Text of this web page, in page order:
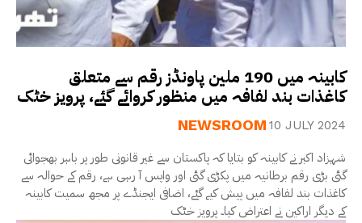
کابینہ میں 190 ملین پاونڈز رقم سے متعلق
کاغذات بند لفافہ میں منظور کروائے گئے، پرویز خٹک
NEWSROOM 10 JULY 2024
شہزاد اکبر نے کابینہ کو بتایا کہ پاکستان سے غیر قانونی طور پر باہر بھجوائی
گئی بڑی رقم برطانیہ میں پکڑی گئی اور واپس آ رہی ہے، رقم کے حوالہ سے
کاغذات بند لفافہ میں پیش کیے گئے، اضافی ایجنڈے پر مجھ سمیت کابینہ
کے دیگر اراکین نے اعتراض کیا۔ پرویز خٹک